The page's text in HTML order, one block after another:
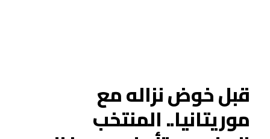
قبل خوض نزاله مع
موريتانيا.. المنتخب